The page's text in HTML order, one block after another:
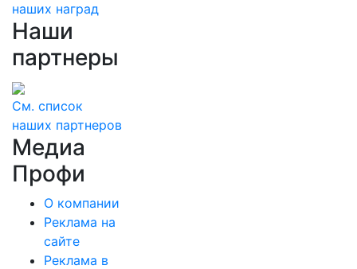
наших наград
Наши
партнеры
См. список
наших партнеров
Медиа
Профи
О компании
Реклама на
сайте
Реклама в